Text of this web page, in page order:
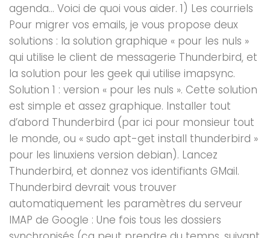
agenda… Voici de quoi vous aider. 1) Les courriels
Pour migrer vos emails, je vous propose deux
solutions : la solution graphique « pour les nuls »
qui utilise le client de messagerie Thunderbird, et
la solution pour les geek qui utilise imapsync.
Solution 1 : version « pour les nuls ». Cette solution
est simple et assez graphique. Installer tout
d’abord Thunderbird (par ici pour monsieur tout
le monde, ou « sudo apt-get install thunderbird »
pour les linuxiens version debian). Lancez
Thunderbird, et donnez vos identifiants GMail.
Thunderbird devrait vous trouver
automatiquement les paramètres du serveur
IMAP de Google : Une fois tous les dossiers